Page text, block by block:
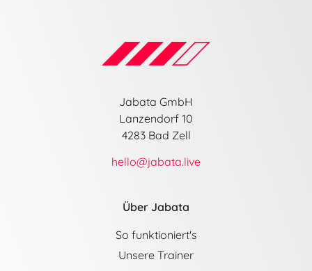
Jabata GmbH
Lanzendorf 10
4283 Bad Zell
hello@jabata.live
Über Jabata
So funktioniert's
Unsere Trainer